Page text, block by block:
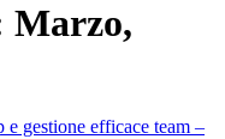
Marzo,
e gestione efficace team –